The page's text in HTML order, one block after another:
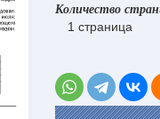
Количество
1 страница